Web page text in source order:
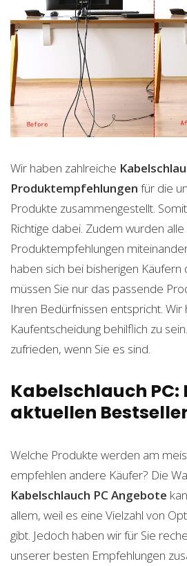
Wir haben zahlreiche
Produktempfehlungen für die
Produkte zusammengestellt.
Richtige dabei. Zudem wurden alle
Produktempfehlungen
haben sich bei bisherigen Käufern
müssen Sie nur das passende
Ihren Bedürfnissen entspricht.
Kaufentscheidung behilflich zu
zufrieden, wenn Sie es sind.
Kabelschlauch PC:
aktuellen
Welche Produkte werden am
empfehlen andere Käufer? Die
Kabelschlauch PCAngebote
allem, weil es eine Vielzahl von
gibt. Jedoch haben wir für Sie
unserer besten Empfehlungen